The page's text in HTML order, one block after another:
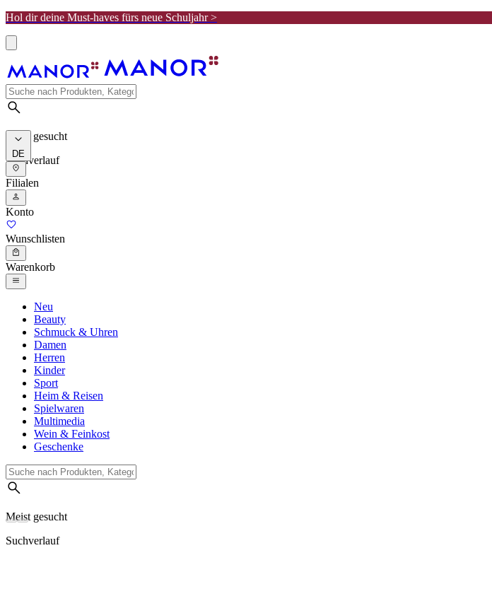
Hol dir deine Must-haves fürs neue Schuljahr >
Meist gesucht
Suchverlauf
DE
Filialen
Konto
Wunschlisten
Warenkorb
Neu
Beauty
Schmuck & Uhren
Damen
Herren
Kinder
Sport
Heim & Reisen
Spielwaren
Multimedia
Wein & Feinkost
Geschenke
Meist gesucht
Suchverlauf